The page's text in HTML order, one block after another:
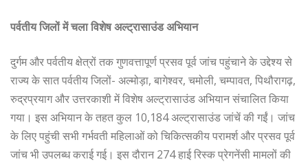
पर्वतीय जिलों में चला विशेष अल्ट्रासाउंड अभियान
दुर्गम और पर्वतीय क्षेत्रों तक गुणवत्तापूर्ण प्रसव पूर्व जांच पहुंचाने के उद्देश्य से
राज्य के सात पर्वतीय जिलों- अल्मोड़ा, बागेश्वर, चमोली, चम्पावत, पिथौरागढ़,
रुद्रप्रयाग और उत्तरकाशी में विशेष अल्ट्रासाउंड अभियान संचालित किया
गया। इस अभियान के तहत कुल 10,184 अल्ट्रासाउंड जांचें की गईं। जांच
के लिए पहुंची सभी गर्भवती महिलाओं को चिकित्सकीय परामर्श और प्रसव पूर्व
जांच भी उपलब्ध कराई गई। इस दौरान 274 हाई रिस्क प्रेगनेंसी मामलों की